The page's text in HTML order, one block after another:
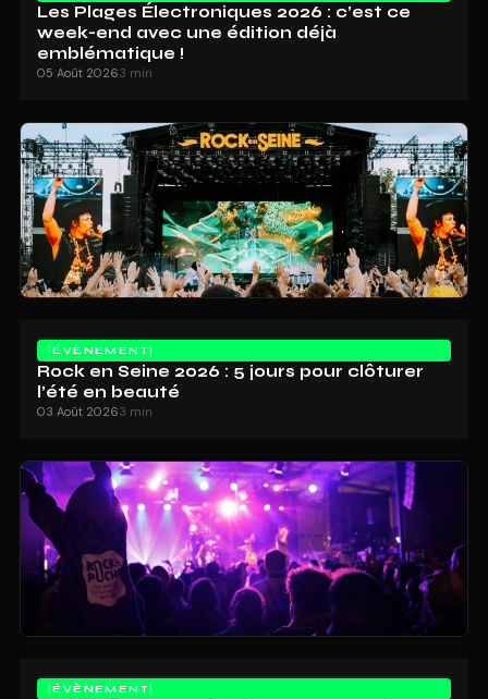
Les Plages Électroniques 2026 : c’est ce
week-end avec une édition déjà
emblématique !
05 Août 20263 min
ÉVÈNEMENT
Rock en Seine 2026 : 5 jours pour clôturer
l’été en beauté
03 Août 20263 min
ÉVÈNEMENT